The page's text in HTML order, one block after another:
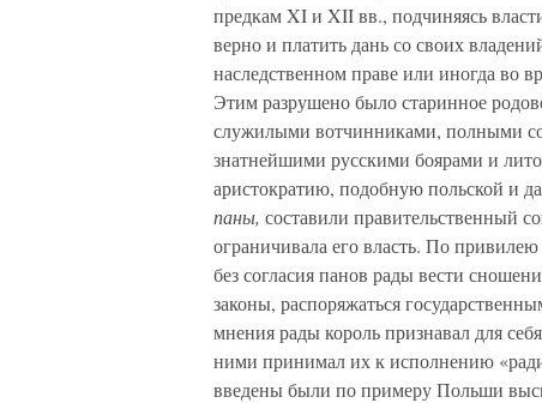
предкам XI и XII вв., подчиняясь
верно и платить дань со своих
наследственном праве или иногда во
Этим разрушено было старинное
служилыми вотчинниками, полными
знатнейшими русскими боярами и
аристократию, подобную польской и
паны, составили правительственный
ограничивала его власть. По
без согласия панов рады вести
законы, распоряжаться
мнения рады король признавал для
ними принимал их к исполнению
введены были по примеру Польши